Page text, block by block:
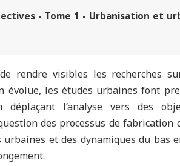
- Tome 1 - Urbanisation et
rendre visibles les recherches
les études urbaines font
déplaçant l’analyse vers des
des processus de fabrication
et des dynamiques du bas